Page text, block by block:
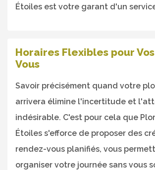
Étoiles est votre garant d'un
Horaires Flexibles pour
Vous
Savoir précisément quand votre
arrivera élimine l'incertitude et
indésirable. C'est pour cela que
Étoiles s'efforce de proposer des
rendez-vous planifiés, vous
organiser votre journée sans vous